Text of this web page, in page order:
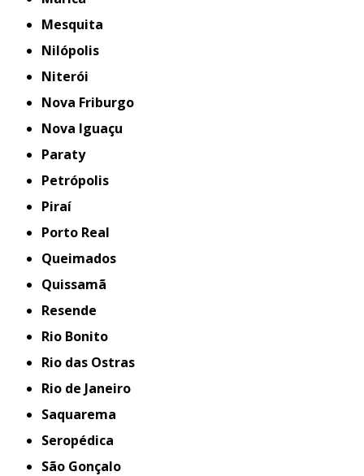
Mesquita
Nilópolis
Niterói
Nova Friburgo
Nova Iguaçu
Paraty
Petrópolis
Piraí
Porto Real
Queimados
Quissamã
Resende
Rio Bonito
Rio das Ostras
Rio de Janeiro
Saquarema
Seropédica
São Gonçalo